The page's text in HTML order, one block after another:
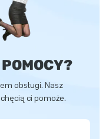
obsługi. Nasz
ci pomoże.